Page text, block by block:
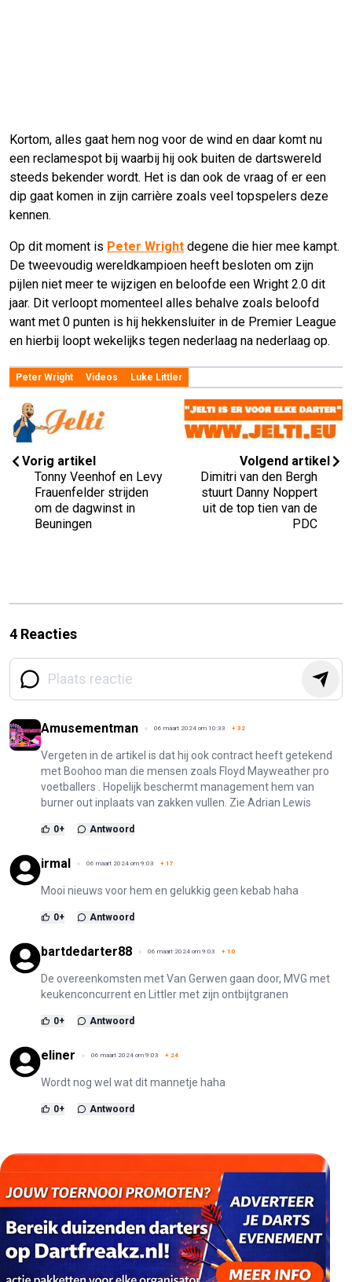
Kortom, alles gaat hem nog voor de wind en daar komt nu
een reclamespot bij waarbij hij ook buiten de dartswereld
steeds bekender wordt. Het is dan ook de vraag of er een
dip gaat komen in zijn carrière zoals veel topspelers deze
kennen.
Op dit moment is Peter Wright degene die hier mee kampt.
De tweevoudig wereldkampioen heeft besloten om zijn
pijlen niet meer te wijzigen en beloofde een Wright 2.0 dit
jaar. Dit verloopt momenteel alles behalve zoals beloofd
want met 0 punten is hij hekkensluiter in de Premier League
en hierbij loopt wekelijks tegen nederlaag na nederlaag op.
Peter Wright Videos Luke Littler
Vorig artikel
Tonny Veenhof en Levy
Frauenfelder strijden
om de dagwinst in
Beuningen
Volgend artikel
Dimitri van den Bergh
stuurt Danny Noppert
uit de top tien van de
PDC
4 Reacties
Amusementman 06 maart 2024 om 10:33 + 32
Vergeten in de artikel is dat hij ook contract heeft getekend
met Boohoo man die mensen zoals Floyd Mayweather pro
voetballers . Hopelijk beschermt management hem van
burner out inplaats van zakken vullen. Zie Adrian Lewis
0+ Antwoord
irmal 06 maart 2024 om 9:03 + 17
Mooi nieuws voor hem en gelukkig geen kebab haha
0+ Antwoord
bartdedarter88 06 maart 2024 om 9:03 + 10
De overeenkomsten met Van Gerwen gaan door, MVG met
keukenconcurrent en Littler met zijn ontbijtgranen
0+ Antwoord
eliner 06 maart 2024 om 9:03 + 24
Wordt nog wel wat dit mannetje haha
0+ Antwoord